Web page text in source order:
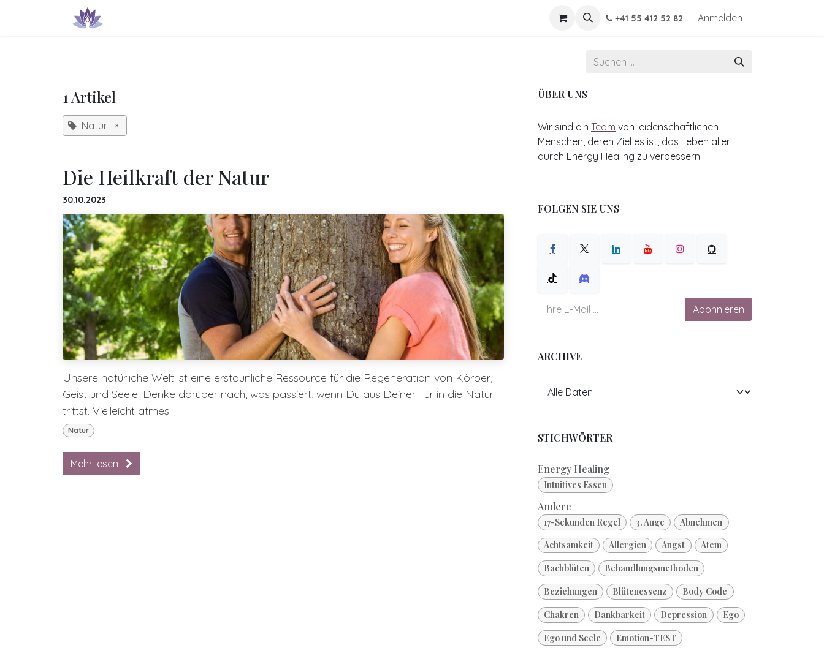
Zum Inhalt springen
+41 55 412 52 82 Anmelden
1 Artikel
Natur ×
Die Heilkraft der Natur
30.10.2023
Unsere natürliche Welt ist eine erstaunliche Ressource für die Regeneration von Körper,
Geist und Seele. Denke darüber nach, was passiert, wenn Du aus Deiner Tür in die Natur
trittst. Vielleicht atmes...
Natur
Mehr lesen
ÜBER UNS
Wir sind ein Team von leidenschaftlichen
Menschen, deren Ziel es ist, das Leben aller
durch Energy Healing zu verbessern.
FOLGEN SIE UNS
Abonnieren
ARCHIVE
STICHWÖRTER
Energy Healing
Intuitives Essen
Andere
17-Sekunden Regel 3. Auge
Abnehmen
Achtsamkeit
Allergien Angst
Atem
Bachblüten
Behandlungsmethoden
Beziehungen
Blütenessenz
Body Code
Chakren
Dankbarkeit Depression
Ego
Ego und Seele
Emotion-TEST